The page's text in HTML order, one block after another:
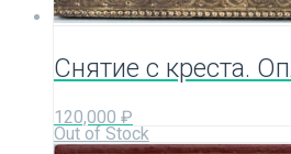
Снятие с креста.
120,000 ₽
Out of Stock